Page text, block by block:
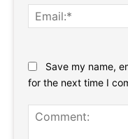
Save my name,
for the next time I